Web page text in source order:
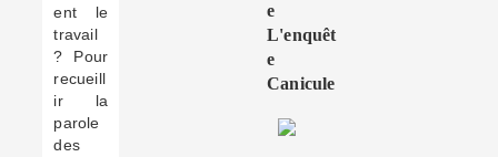
ent le
travail
? Pour
recueill
ir la
parole
des
E
L'enquêt
E
Canicule